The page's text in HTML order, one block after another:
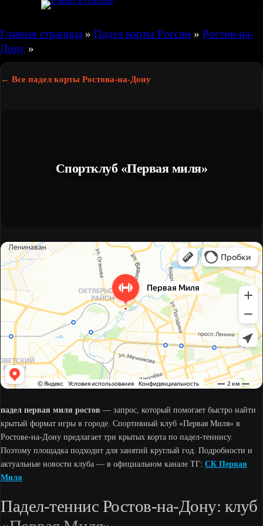
содержимому
Главная страница » Падел корты России » Ростов-на-
Дону »
← Все падел корты Ростова-на-Дону
Спортклуб «Первая миля»
падел первая миля ростов — запрос, который помогает быстро найти
крытый формат игры в городе. Спортивный клуб «Первая Миля» в
Ростове-на-Дону предлагает три крытых корта по падел-теннису.
Поэтому площадка подходит для занятий круглый год. Подробности и
актуальные новости клуба — в официальном канале ТГ: СК Первая
Миля
Падел-теннис Ростов-на-Дону: клуб